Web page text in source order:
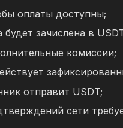
оплаты доступны;
будет зачислена в
комиссии;
отправит USDT;
сети